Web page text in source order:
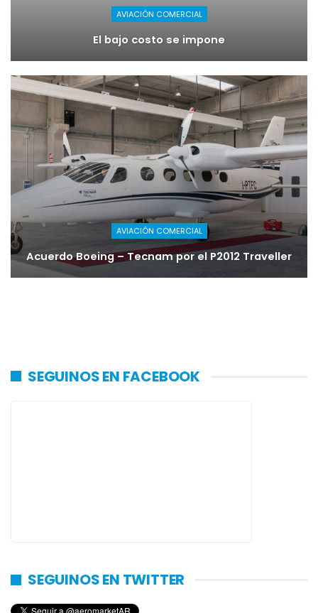
AVIACIÓN COMERCIAL
El bajo costo se impone
AVIACIÓN COMERCIAL
Acuerdo Boeing – Tecnam por el P2012 Traveller
SEGUINOS EN FACEBOOK
SEGUINOS EN TWITTER